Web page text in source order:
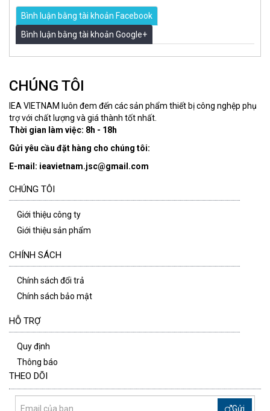
Bình luận bằng tài khoản Facebook
Bình luận bằng tài khoản Google+
CHÚNG TÔI
IEA VIETNAM luôn đem đến các sản phẩm thiết bị công nghệp phụ
trợ với chất lượng và giá thành tốt nhất.
Thời gian làm việc: 8h - 18h
Gửi yêu cầu đặt hàng cho chúng tôi:
E-mail: ieavietnam.jsc@gmail.com
CHÚNG TÔI
Giới thiệu công ty
Giới thiệu sản phẩm
CHÍNH SÁCH
Chính sách đổi trả
Chính sách bảo mật
HỖ TRỢ
Quy định
Thông báo
THEO DÕI
Gửi